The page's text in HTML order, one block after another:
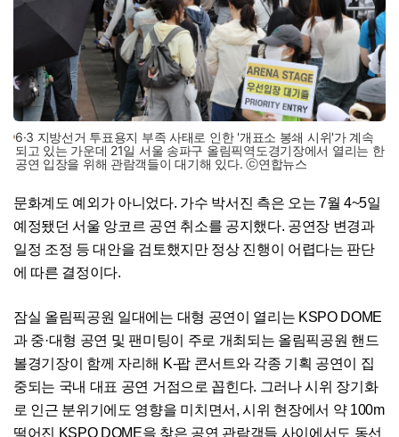
6·3 지방선거 투표용지 부족 사태로 인한 '개표소 봉쇄 시위'가 계속
되고 있는 가운데 21일 서울 송파구 올림픽역도경기장에서 열리는 한
공연 입장을 위해 관람객들이 대기해 있다. ⓒ연합뉴스
문화계도 예외가 아니었다. 가수 박서진 측은 오는 7월 4~5일
예정됐던 서울 앙코르 공연 취소를 공지했다. 공연장 변경과
일정 조정 등 대안을 검토했지만 정상 진행이 어렵다는 판단
에 따른 결정이다.
잠실 올림픽공원 일대에는 대형 공연이 열리는 KSPO DOME
과 중·대형 공연 및 팬미팅이 주로 개최되는 올림픽공원 핸드
볼경기장이 함께 자리해 K-팝 콘서트와 각종 기획 공연이 집
중되는 국내 대표 공연 거점으로 꼽힌다. 그러나 시위 장기화
로 인근 분위기에도 영향을 미치면서, 시위 현장에서 약 100m
떨어진 KSPO DOME을 찾은 공연 관람객들 사이에서도 동선